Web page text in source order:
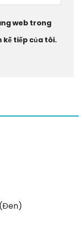
web trong
tiếp của tôi.